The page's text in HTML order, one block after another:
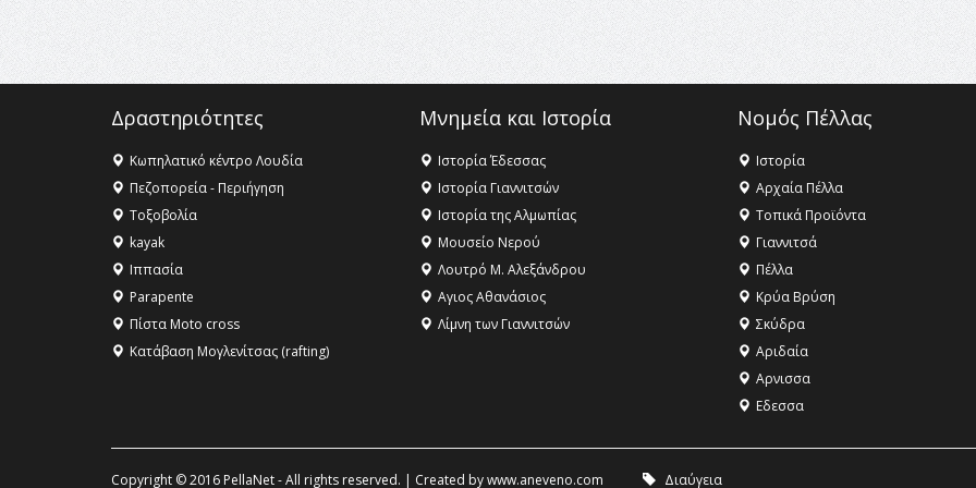
Δραστηριότητες
Κωπηλατικό κέντρο Λουδία
Πεζοπορεία - Περιήγηση
Τοξοβολία
kayak
Ιππασία
Parapente
Πίστα Moto cross
Κατάβαση Μογλενίτσας (rafting)
Μνημεία και Ιστορία
Ιστορία Έδεσσας
Ιστορία Γιαννιτσών
Ιστορία της Αλμωπίας
Μουσείο Νερού
Λουτρό Μ. Αλεξάνδρου
Αγιος Αθανάσιος
Λίμνη των Γιαννιτσών
Νομός Πέλλας
Ιστορία
Αρχαία Πέλλα
Τοπικά Προϊόντα
Γιαννιτσά
Πέλλα
Κρύα Βρύση
Σκύδρα
Αριδαία
Aρνισσα
Eδεσσα
Copyright © 2016 PellaNet - All rights reserved. | Created bywww.aneveno.com Διαύγεια